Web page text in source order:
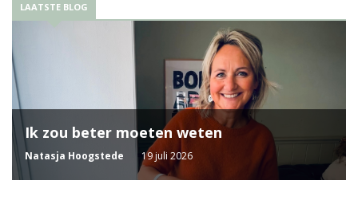
LAATSTE BLOG
Ik zou beter moeten weten
Natasja Hoogstede 19 juli 2026